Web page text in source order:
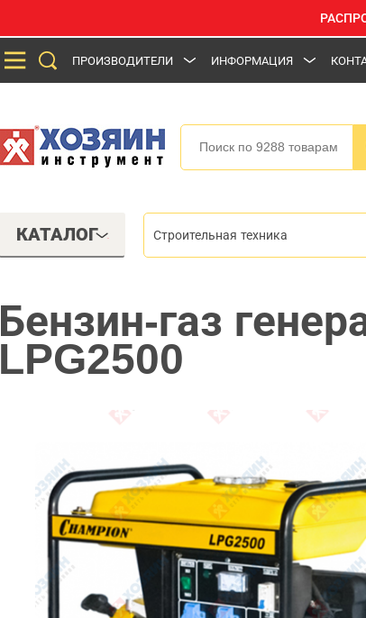
ПРОИЗВОДИТЕЛИ ИНФОРМАЦИЯ
КАТАЛОГ Строительная техника
Бензин-газ
LPG2500